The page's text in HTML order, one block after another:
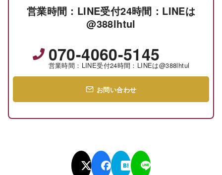
営業時間：LINE受付24時間：LINEは
@388lhtul
070-4060-5145
営業時間：LINE受付24時間：LINEは@388lhtul
お問い合わせ